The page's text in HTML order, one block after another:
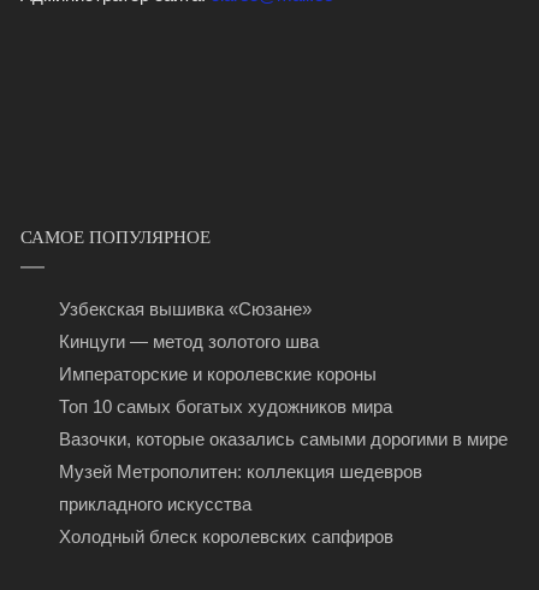
САМОЕ ПОПУЛЯРНОЕ
Узбекская вышивка «Сюзане»
Кинцуги — метод золотого шва
Императорские и королевские короны
Топ 10 самых богатых художников мира
Вазочки, которые оказались самыми дорогими в мире
Музей Метрополитен: коллекция шедевров
прикладного искусства
Холодный блеск королевских сапфиров